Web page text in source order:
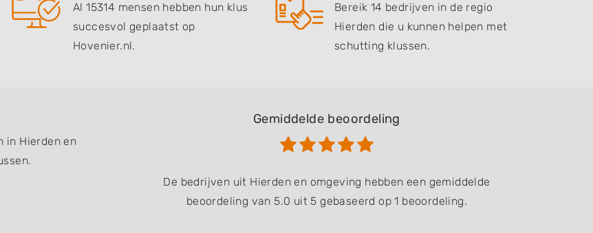
Al 15314 mensen hebben hun klus
succesvol geplaatst op
Hovenier.nl.
Bereik 14 bedrijven in de regio
Hierden die u kunnen helpen met
schutting klussen.
in Hierden en
Gemiddelde beoordeling
De bedrijven uit Hierden en omgeving hebben een gemiddelde
beoordeling van 5.0 uit 5 gebaseerd op 1 beoordeling.